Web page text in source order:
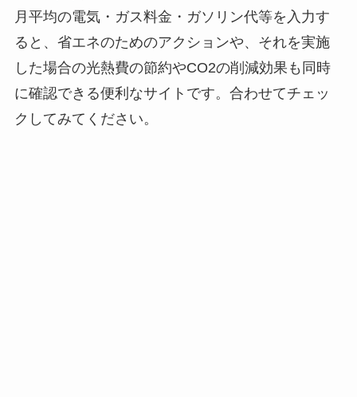
月平均の電気・ガス料金・ガソリン代等を入力す
ると、省エネのためのアクションや、それを実施
した場合の光熱費の節約やCO2の削減効果も同時
に確認できる便利なサイトです。合わせてチェッ
クしてみてください。